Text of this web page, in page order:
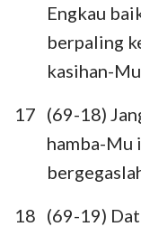
Engkau
berpaling
kasihan-Mu.
17 (69-18)
hamba-Mu
18 (69-19)